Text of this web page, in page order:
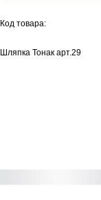
Код товара:
Шляпка Тонак арт.29